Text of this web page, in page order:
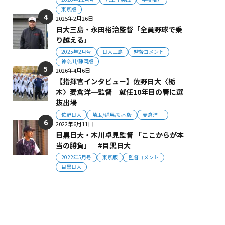
東京版
2025年2月26日
日大三島・永田裕治監督「全員野球で乗
り越える」
2025年2月号 日大三島
監督コメント
神奈川/静岡版
2026年4月6日
【指揮官インタビュー】佐野日大〈栃
木〉麦倉洋一監督 就任10年目の春に選
抜出場
佐野日大 埼玉/群馬/栃木版 麦倉洋一
2022年6月11日
目黒日大・木川卓見監督 「ここからが本
当の勝負」 #目黒日大
2022年5月号 東京版
監督コメント
目黒日大